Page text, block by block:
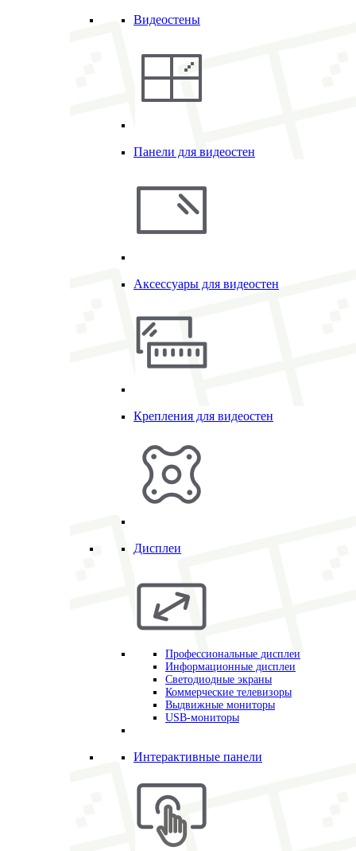
Видеостены
Панели для видеостен
Аксессуары для видеостен
Крепления для видеостен
Дисплеи
Профессиональные дисплеи
Информационные дисплеи
Светодиодные экраны
Коммерческие телевизоры
Выдвижные мониторы
USB-мониторы
Интерактивные панели